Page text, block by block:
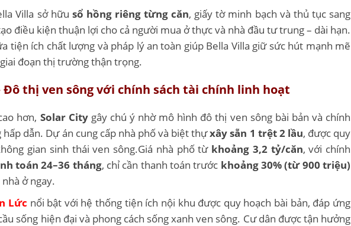
Villa sở hữu sổ hồng riêng từng căn, giấy tờ minh bạch và thủ tục sang
điều kiện thuận lợi cho cả người mua ở thực và nhà đầu tư trung – dài hạn.
tiện ích chất lượng và pháp lý an toàn giúp Bella Villa giữ sức hút mạnh mẽ
đoạn thị trường thận trọng.
Đô thị ven sông với chính sách tài chính linh hoạt
hơn, Solar Citygây chú ý nhờ mô hình đô thị ven sông bài bản và chính
hấp dẫn. Dự án cung cấp nhà phố và biệt thựxây sẵn 1 trệt 2 lầu, được quy
gian sinh thái ven sông.Giá nhà phố từ khoảng 3,2 tỷ/căn, với chính
toán 24–36 tháng, chỉ cần thanh toán trước khoảng 30% (từ 900 triệu)
ở ngay.
Lức nổi bật với hệ thống tiện ích nội khu được quy hoạch bài bản, đáp ứng
sống hiện đại và phong cách sống xanh ven sông. Cư dân được tận hưởng